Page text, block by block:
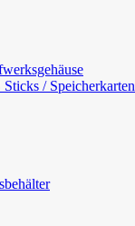
/ Speicherkarten